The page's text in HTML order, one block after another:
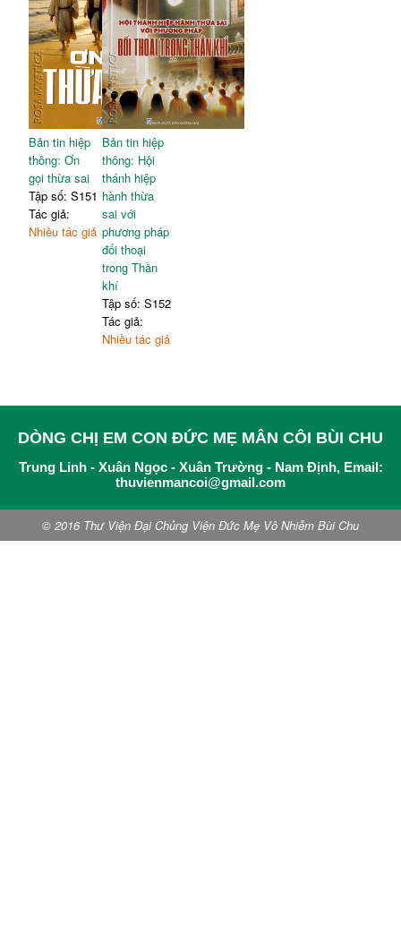
Bản tin hiệp
thông: Ơn
gọi thừa sai
Tập số: S151
Tác giả:
Nhiều tác giả
Bản tin hiệp
thông: Hội
thánh hiệp
hành thừa
sai với
phương pháp
đối thoại
trong Thần
khí
Tập số: S152
Tác giả:
Nhiều tác giả
DÒNG CHỊ EM CON ĐỨC MẸ MÂN CÔI BÙI CHU
Trung Linh - Xuân Ngọc - Xuân Trường - Nam Định, Email:
thuvienmancoi@gmail.com
© 2016 Thư Viện Đại Chủng Viện Đức Mẹ Vô Nhiễm Bùi Chu